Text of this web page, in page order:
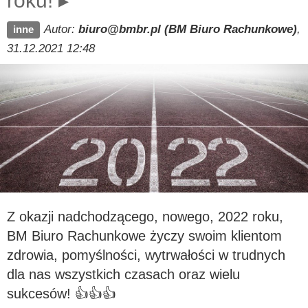
inne Autor: biuro@bmbr.pl (BM Biuro Rachunkowe),
31.12.2021 12:48
Z okazji nadchodzącego, nowego, 2022 roku,
BM Biuro Rachunkowe życzy swoim klientom
zdrowia, pomyślności, wytrwałości w trudnych
dla nas wszystkich czasach oraz wielu
sukcesów! 👍👍👍